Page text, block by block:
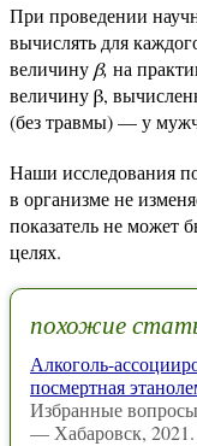
При проведении
вычислять для
величину β, на
величину β,
(без травмы) — у
Наши исследования
в организме не
показатель не может
целях.
похожие
Алкоголь-
посмертная
Избранные
— Хабаровск,